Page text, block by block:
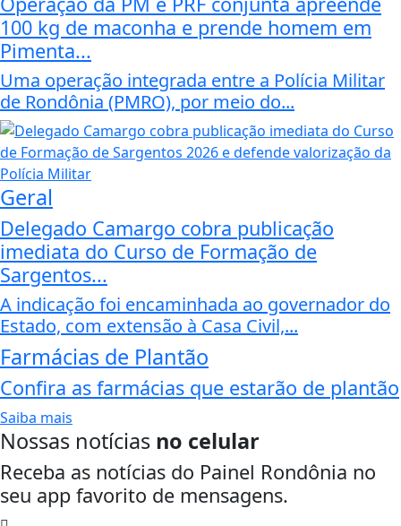
100 kg de maconha e prende homem em
Pimenta...
Uma operação integrada entre a Polícia Militar
de Rondônia (PMRO), por meio do...
Geral
Delegado Camargo cobra publicação
imediata do Curso de Formação de
Sargentos...
A indicação foi encaminhada ao governador do
Estado, com extensão à Casa Civil,...
Farmácias de Plantão
Confira as farmácias que estarão de plantão
Saiba mais
Nossas notícias no celular
Receba as notícias do Painel Rondônia no
seu app favorito de mensagens.